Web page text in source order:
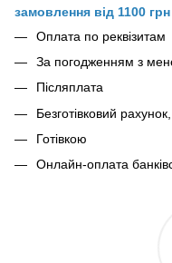
замовлення від 1100 грн
Оплата по реквізитам
За погодженням з
Післяплата
Безготівковий
Готівкою
Онлайн-оплата